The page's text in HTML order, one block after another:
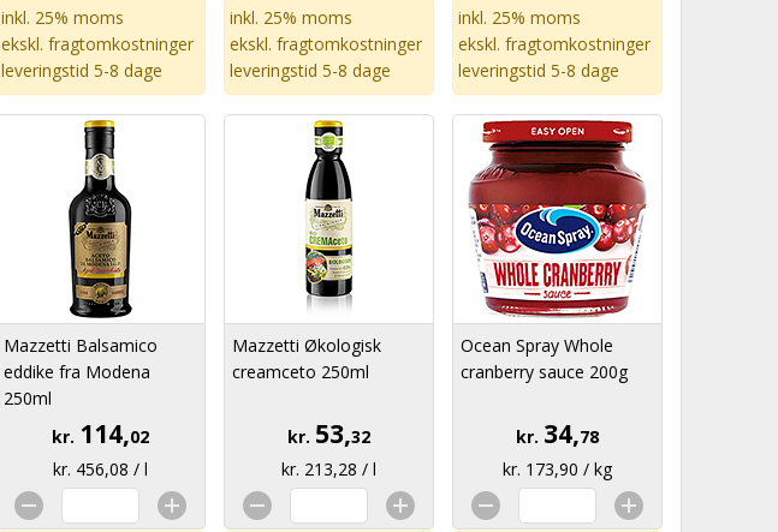
inkl. 25% moms
ekskl. fragtomkostninger
leveringstid 5-8 dage
inkl. 25% moms
ekskl. fragtomkostninger
leveringstid 5-8 dage
inkl. 25% moms
ekskl. fragtomkostninger
leveringstid 5-8 dage
Mazzetti Balsamico
eddike fra Modena
250ml
kr. 114,02
kr. 456,08 / l
Mazzetti Økologisk
creamceto 250ml
kr. 53,32
kr. 213,28 / l
Ocean Spray Whole
cranberry sauce 200g
kr. 34,78
kr. 173,90 / kg